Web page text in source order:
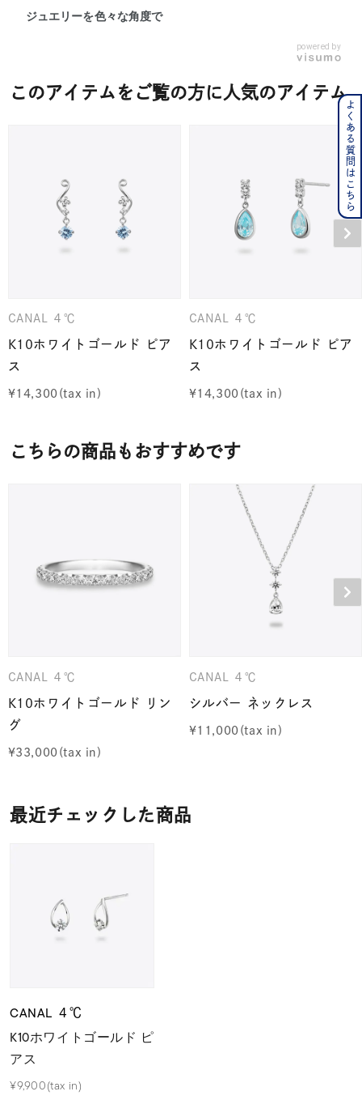
ジュエリーを色々な角度で
powered by
このアイテムをご覧の方に人気のアイテム
CANAL ４℃
K10ホワイトゴールド ピア
ス
¥14,300
CANAL ４℃
K10ホワイトゴールド ピア
ス
¥14,300
こちらの商品もおすすめです
CANAL ４℃
K10ホワイトゴールド リン
グ
¥33,000
CANAL ４℃
シルバー ネックレス
¥11,000
最近チェックした商品
CANAL ４℃
K10ホワイトゴールド ピ
アス
¥9,900(tax in)
よくある質問はこちら